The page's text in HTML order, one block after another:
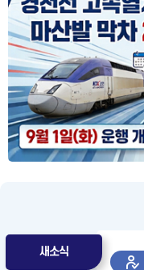
공유하기 펼침
새소식